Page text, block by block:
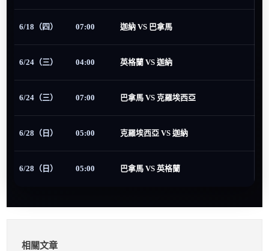
6/18（四） 07:00 迦納 VS 巴拿馬
6/24（三） 04:00 英格蘭 VS 迦納
6/24（三） 07:00 巴拿馬 VS 克羅埃西亞
6/28（日） 05:00 克羅埃西亞 VS 迦納
6/28（日） 05:00 巴拿馬 VS 英格蘭
相關文章